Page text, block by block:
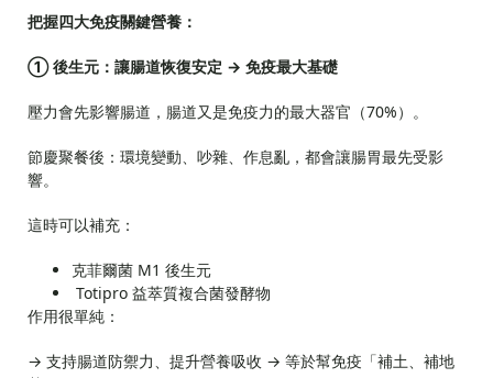
把握四大免疫關鍵營養：
① 後生元：讓腸道恢復安定 → 免疫最大基礎
壓力會先影響腸道，腸道又是免疫力的最大器官（70%）。
節慶聚餐後：環境變動、吵雜、作息亂，都會讓腸胃最先受影
響。
這時可以補充：
克菲爾菌 M1 後生元
Totipro 益萃質複合菌發酵物
作用很單純：
→ 支持腸道防禦力、提升營養吸收 → 等於幫免疫「補土、補地